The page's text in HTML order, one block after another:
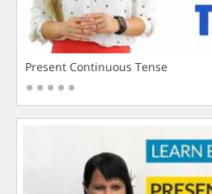
Present Continuous Tense